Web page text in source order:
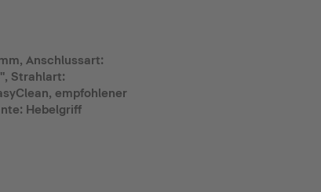
Anschlussart:
Strahlart:
empfohlener
Hebelgriff